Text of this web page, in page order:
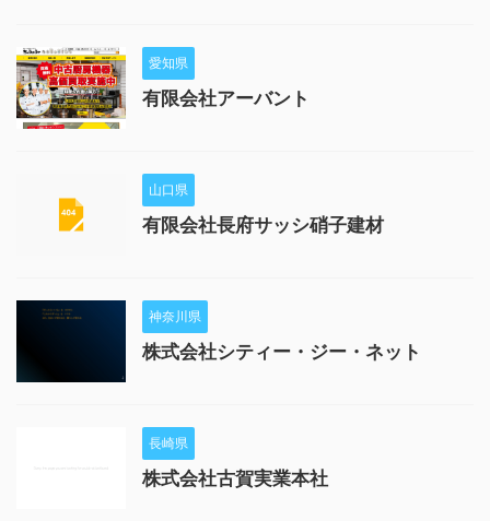
愛知県
有限会社アーバント
山口県
有限会社長府サッシ硝子建材
神奈川県
株式会社シティー・ジー・ネット
長崎県
株式会社古賀実業本社